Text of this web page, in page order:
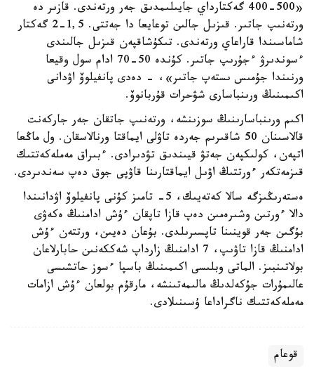
«400-500 گەكتارداي جايىلىمدىق جەر ورتەندى. قازىر دە
ورتەنىپ جاتىر. قىزىل جالىن توعايعا دا جەتتى. 1,5-2 گەكتار
شاماسىندا قاراعاي ورتەندى. تىكۇشاقپەن قىزىل جالىندى
ءسوندىرۋ ءجۇرىپ جاتىر. كۇندە 50-70 ادام سول وقيعا
ورنىندا جۇمىس ىستەپ جاتىر»، - دەدى پانفيلوۆ اۋدانى
اكىمىنىڭ ورىنباسارى شۋحرات قۇربانوۆ.
اكىم ورىنباسارىنىڭ سوزىنشە، ورتەنىپ جاتقان جەر جاركەنت
قالاسىنان 50 شاقىرىم جەردە تاۋلى ايماقتا ورنالاسقان. ول ماڭعا
اتپەن، كولىكپەن جەتۋ قيىندىق تۋدىرادى. ءبىراق مەملەكەتتىك
قىزمەتكەر ءورتتىڭ اۋىل ايماقتارىنا قاۋپى جوق دەپ سەندىردى.
ەستەرىڭىزگە سالا كەتەيىك، 5- تامىز كۇنى پانفيلوۆ اۋدانىندا
دالا ءورتىن وشىرەمىن دەپ قازا تاپقان ءۇش ادامنىڭ ەكەۋى
بۇگىن جەر قوينىنا تاپسىرىلدى. بۇعان دەيىن، ورتتەن ءۇش
ادامنىڭ قازا تاۋىپ، 7 ادامنىڭ زارداپ شەككەنىن حابارلاعان
بولاتىنبىز. الماتى وبلىسى اكىمىنىڭ باسپا ءسوز حاتشىسى
عالىمۇرات جۇكەلدىڭ مالىمەتىنشە، مارقۇم بولعان ءۇش ازامات
مەملەكەتتىك ناگراداعا ۇسىنىلادى.
قوعام